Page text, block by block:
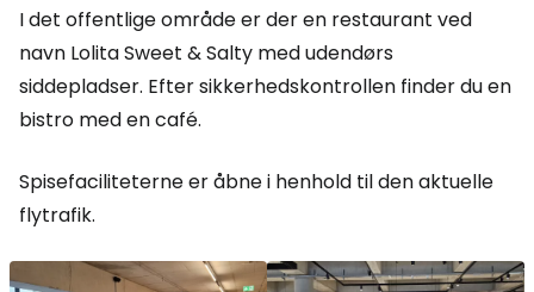
I det offentlige område er der en restaurant ved
navn Lolita Sweet & Salty med udendørs
siddepladser. Efter sikkerhedskontrollen finder du en
bistro med en café.
Spisefaciliteterne er åbne i henhold til den aktuelle
flytrafik.